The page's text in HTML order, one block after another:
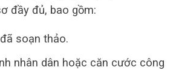
đầy đủ, bao gồm:
soạn thảo.
nhân dân hoặc căn cước công